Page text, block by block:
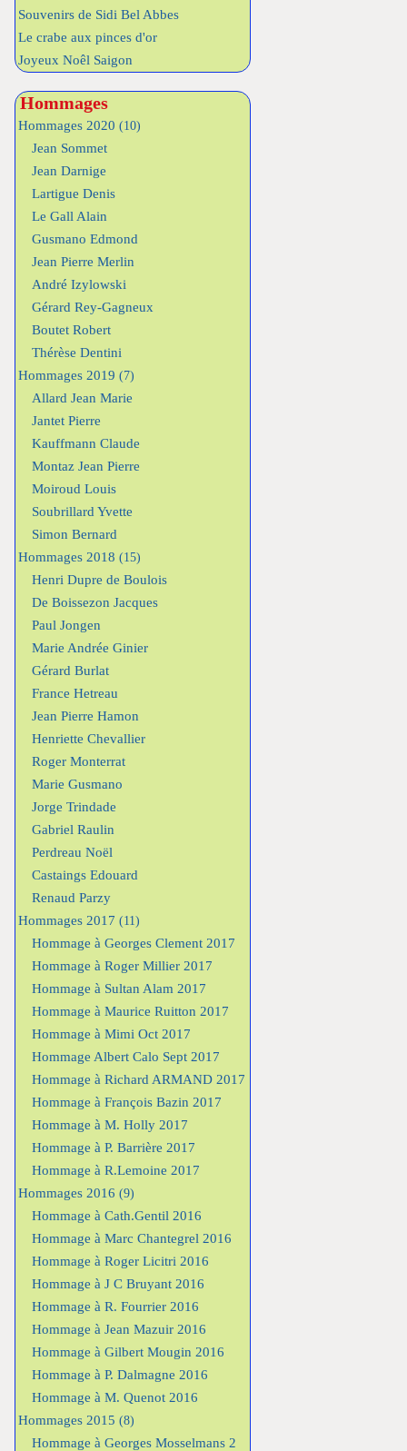
Souvenirs de Sidi Bel Abbes
Le crabe aux pinces d'or
Joyeux Noêl Saigon
Hommages
Hommages 2020 (10)
Jean Sommet
Jean Darnige
Lartigue Denis
Le Gall Alain
Gusmano Edmond
Jean Pierre Merlin
André Izylowski
Gérard Rey-Gagneux
Boutet Robert
Thérèse Dentini
Hommages 2019 (7)
Allard Jean Marie
Jantet Pierre
Kauffmann Claude
Montaz Jean Pierre
Moiroud Louis
Soubrillard Yvette
Simon Bernard
Hommages 2018 (15)
Henri Dupre de Boulois
De Boissezon Jacques
Paul Jongen
Marie Andrée Ginier
Gérard Burlat
France Hetreau
Jean Pierre Hamon
Henriette Chevallier
Roger Monterrat
Marie Gusmano
Jorge Trindade
Gabriel Raulin
Perdreau Noël
Castaings Edouard
Renaud Parzy
Hommages 2017 (11)
Hommage à Georges Clement 2017
Hommage à Roger Millier 2017
Hommage à Sultan Alam 2017
Hommage à Maurice Ruitton 2017
Hommage à Mimi Oct 2017
Hommage Albert Calo Sept 2017
Hommage à Richard ARMAND 2017
Hommage à François Bazin 2017
Hommage à M. Holly 2017
Hommage à P. Barrière 2017
Hommage à R.Lemoine 2017
Hommages 2016 (9)
Hommage à Cath.Gentil 2016
Hommage à Marc Chantegrel 2016
Hommage à Roger Licitri 2016
Hommage à J C Bruyant 2016
Hommage à R. Fourrier 2016
Hommage à Jean Mazuir 2016
Hommage à Gilbert Mougin 2016
Hommage à P. Dalmagne 2016
Hommage à M. Quenot 2016
Hommages 2015 (8)
Hommage à Georges Mosselmans 2